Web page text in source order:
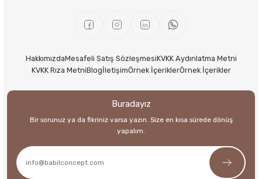
HakkımızdaMesafeli Satış SözleşmesiKVKK Aydınlatma Metni
KVKK Rıza MetniBlogİletişimÖrnek İçeriklerÖrnek İçerikler
Buradayız
Bir sorunuz ya da fikriniz varsa yazın. Size en kısa sürede dönüş
yapalım.